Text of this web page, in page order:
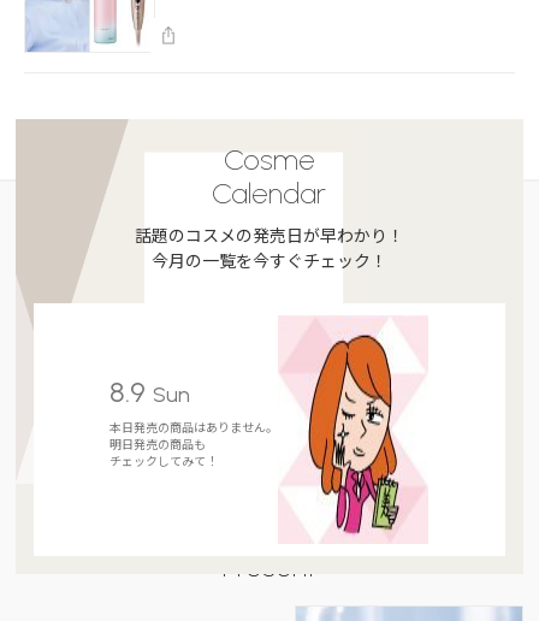
Cosme
Calendar
話題のコスメの発売日が早わかり！
今月の一覧を今すぐチェック！
8.9 Sun
本日発売の商品はありません。
明日発売の商品も
チェックしてみて！
Present